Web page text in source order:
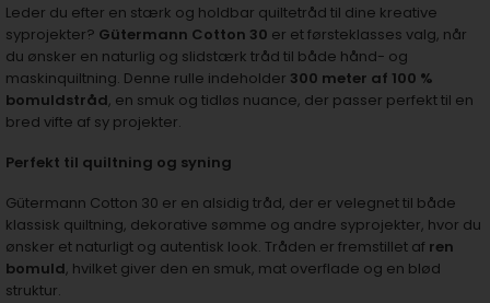
Leder du efter en stærk og holdbar quiltetråd til dine kreative
syprojekter? Gütermann Cotton 30 er et førsteklasses valg, når
du ønsker en naturlig og slidstærk tråd til både hånd- og
maskinquiltning. Denne rulle indeholder 300 meter af 100 %
bomuldstråd, en smuk og tidløs nuance, der passer perfekt til en
bred vifte af sy projekter.
Perfekt til quiltning og syning
Gütermann Cotton 30 er en alsidig tråd, der er velegnet til både
klassisk quiltning, dekorative sømme og andre syprojekter, hvor du
ønsker et naturligt og autentisk look. Tråden er fremstillet af ren
bomuld, hvilket giver den en smuk, mat overflade og en blød
struktur.